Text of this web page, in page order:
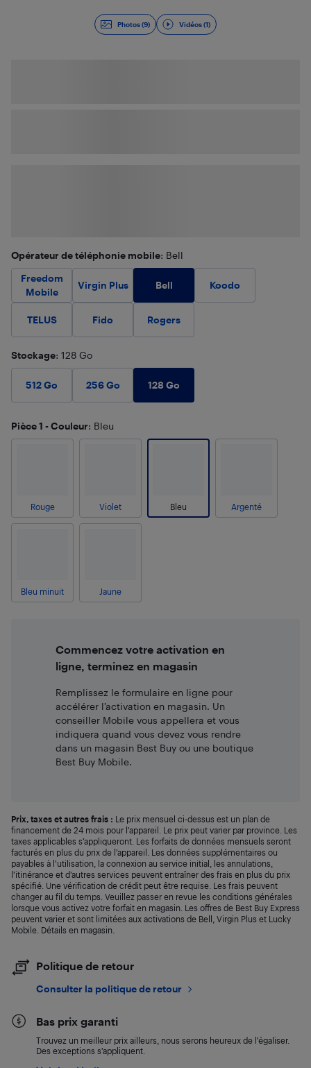
Photos (9) Vidéos (1)
Opérateur de téléphonie mobile: Bell
Freedom
Mobile
Virgin Plus Bell Koodo
TELUS Fido Rogers
Stockage: 128 Go
512 Go 256 Go 128 Go
Pièce 1 - Couleur: Bleu
Rouge Violet Bleu Argenté
Bleu minuit Jaune
Commencez votre activation en
ligne, terminez en magasin
Remplissez le formulaire en ligne pour
accélérer l’activation en magasin. Un
conseiller Mobile vous appellera et vous
indiquera quand vous devez vous rendre
dans un magasin Best Buy ou une boutique
Best Buy Mobile.
Prix, taxes et autres frais : Le prix mensuel ci-dessus est un plan de
financement de 24 mois pour l’appareil. Le prix peut varier par province. Les
taxes applicables s’appliqueront. Les forfaits de données mensuels seront
facturés en plus du prix de l’appareil. Les données supplémentaires ou
payables à l’utilisation, la connexion au service initial, les annulations,
l’itinérance et d’autres services peuvent entraîner des frais en plus du prix
spécifié. Une vérification de crédit peut être requise. Les frais peuvent
changer au fil du temps. Veuillez passer en revue les conditions générales
lorsque vous activez votre forfait en magasin. Les offres de Best Buy Express
peuvent varier et sont limitées aux activations de Bell, Virgin Plus et Lucky
Mobile. Détails en magasin.
Politique de retour
Consulter la politique de retour
Bas prix garanti
Trouvez un meilleur prix ailleurs, nous serons heureux de l’égaliser.
Des exceptions s’appliquent.